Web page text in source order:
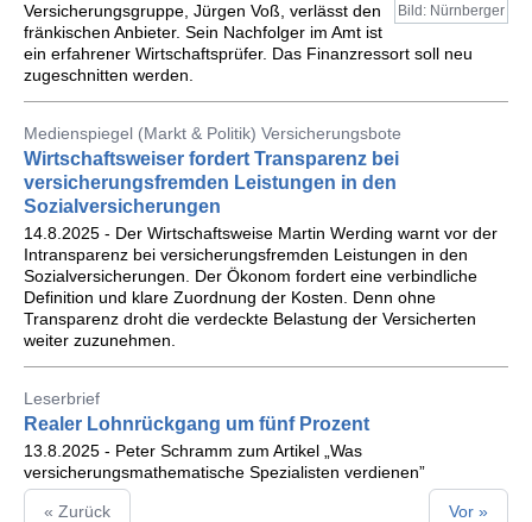
Bild: Nürnberger
Versicherungsgruppe, Jürgen Voß, verlässt den
fränkischen Anbieter. Sein Nachfolger im Amt ist
ein erfahrener Wirtschaftsprüfer. Das Finanzressort soll neu
zugeschnitten werden.
Medienspiegel (Markt & Politik) Versicherungsbote
Wirtschaftsweiser fordert Transparenz bei
versicherungsfremden Leistungen in den
Sozialversicherungen
14.8.2025 - Der Wirtschaftsweise Martin Werding warnt vor der
Intransparenz bei versicherungsfremden Leistungen in den
Sozialversicherungen. Der Ökonom fordert eine verbindliche
Definition und klare Zuordnung der Kosten. Denn ohne
Transparenz droht die verdeckte Belastung der Versicherten
weiter zuzunehmen.
Leserbrief
Realer Lohnrückgang um fünf Prozent
13.8.2025 - Peter Schramm zum Artikel „Was
versicherungsmathematische Spezialisten verdienen”
« Zurück Vor »